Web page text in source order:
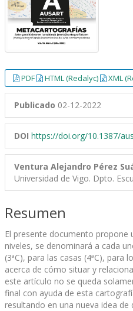
PDF HTML (Redalyc) XML
Publicado 02-12-2022
DOI https://doi.org/10.1387/
Ventura Alejandro Pérez
Universidad de Vigo. Dpto.
Resumen
El presente documento propone
niveles, se denominará a cada
(3ªC), para las casas (4ªC),
acerca de cómo situar y
este artículo no se queda
final con ayuda de esta
resultando en una nueva idea